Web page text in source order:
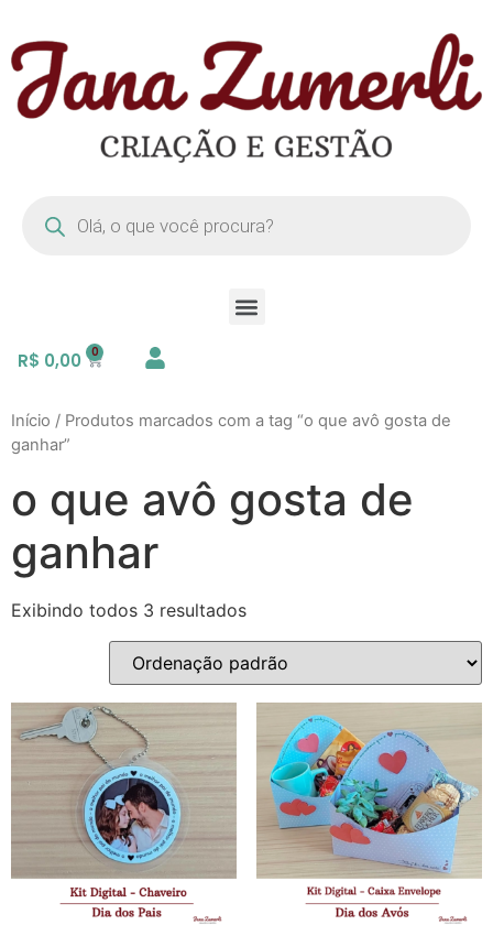
R$ 0,00
Início / Produtos marcados com a tag “o que avô gosta de
ganhar”
o que avô gosta de
ganhar
Exibindo todos 3 resultados